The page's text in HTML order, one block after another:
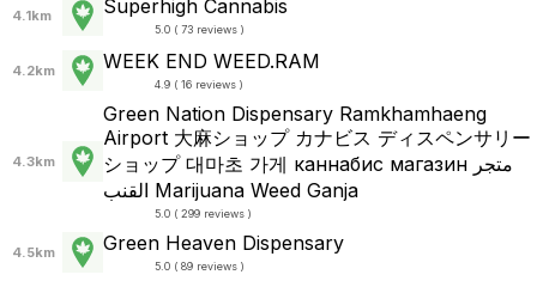
4.1km Superhigh Cannabis
5.0 ( 73 reviews )
4.2km WEEK END WEED.RAM
4.9 ( 16 reviews )
4.3km
Green Nation Dispensary Ramkhamhaeng
Airport 大麻ショップ カナビス ディスペンサリー
ショップ 대마초 가게 каннабис магазин متجر
القنب Marijuana Weed Ganja
5.0 ( 299 reviews )
4.5km Green Heaven Dispensary
5.0 ( 89 reviews )